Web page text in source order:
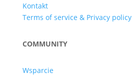
Kontakt
Terms of service & Privacy policy
COMMUNITY
Wsparcie